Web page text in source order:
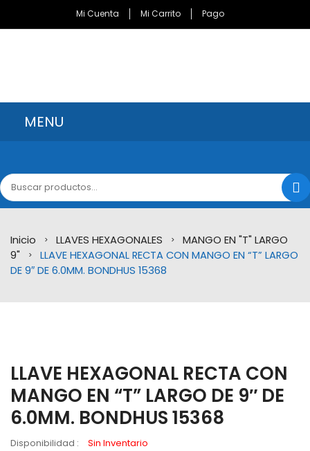
Mi Cuenta Mi Carrito Pago
MENU
CATÁLOGO
MARCAS
Bondhus Corporation
Brocas Minnesota
Felo
Sola
Inicio > LLAVES HEXAGONALES >
MANGO EN "T" LARGO
9"
>
LLAVE HEXAGONAL RECTA CON MANGO EN “T” LARGO
DE 9″ DE 6.0MM. BONDHUS 15368
LLAVE HEXAGONAL RECTA CON
MANGO EN “T” LARGO DE 9″ DE
6.0MM. BONDHUS 15368
Disponibilidad :
Sin Inventario